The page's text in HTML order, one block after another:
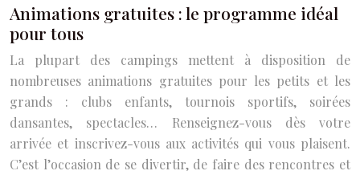
Animations gratuites : le programme idéal
pour tous
La plupart des campings mettent à disposition de
nombreuses animations gratuites pour les petits et les
grands : clubs enfants, tournois sportifs, soirées
dansantes, spectacles… Renseignez-vous dès votre
arrivée et inscrivez-vous aux activités qui vous plaisent.
C’est l’occasion de se divertir, de faire des rencontres et